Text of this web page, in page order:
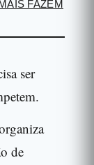
FAZEM
ser
de